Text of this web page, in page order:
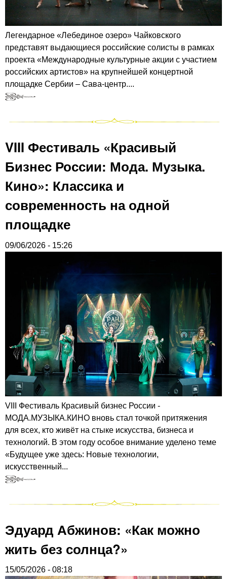
Легендарное «Лебединое озеро» Чайковского
представят выдающиеся российские солисты в рамках
проекта «Международные культурные акции с участием
российских артистов» на крупнейшей концертной
площадке Сербии – Сава-центр....
VIII Фестиваль «Красивый
Бизнес России: Мода. Музыка.
Кино»: Классика и
современность на одной
площадке
09/06/2026 - 15:26
VIII Фестиваль Красивый бизнес России -
МОДА.МУЗЫКА.КИНО вновь стал точкой притяжения
для всех, кто живёт на стыке искусства, бизнеса и
технологий. В этом году особое внимание уделено теме
«Будущее уже здесь: Новые технологии,
искусственный...
Эдуард Абжинов: «Как можно
жить без солнца?»
15/05/2026 - 08:18